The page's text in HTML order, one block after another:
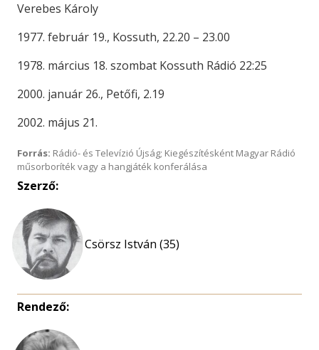
Verebes Károly
1977. február 19., Kossuth, 22.20 – 23.00
1978. március 18. szombat Kossuth Rádió 22:25
2000. január 26., Petőfi, 2.19
2002. május 21.
Forrás: Rádió- és Televízió Újság; Kiegészítésként Magyar Rádió
műsorboríték vagy a hangjáték konferálása
Szerző:
Csörsz István (35)
Rendező: